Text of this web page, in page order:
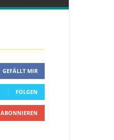
GEFÄLLT MIR
FOLGEN
ABONNIEREN